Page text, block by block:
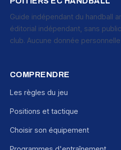
Guide indépendant du handball
éditorial indépendant, sans
club. Aucune donnée
COMPRENDRE
Les règles du jeu
Positions et tactique
Choisir son équipement